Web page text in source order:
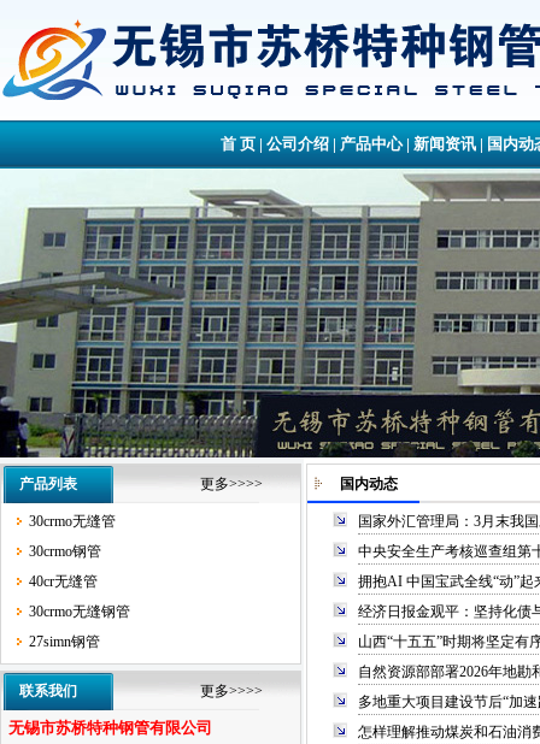
首 页| 公司介绍| 产品中心| 新闻资讯| 国内动
产品列表 更多>>>>
30crmo无缝管
30crmo钢管
40cr无缝管
30crmo无缝钢管
27simn钢管
联系我们 更多>>>>
无锡市苏桥特种钢管有限公司
国内动态
国家外汇管理局：3月末我
中央安全生产考核巡查组第
拥抱AI 中国宝武全线“动”起
经济日报金观平：坚持化债
山西“十五五”时期将坚定有
自然资源部部署2026年地勘
多地重大项目建设节后“加速
怎样理解推动煤炭和石油消